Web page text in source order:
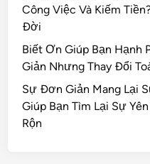
Công Việc Và Kiếm
Đời
Biết Ơn Giúp Bạn Hạnh
Giản Nhưng Thay Đổi
Sự Đơn Giản Mang Lại
Giúp Bạn Tìm Lại Sự
Rộn